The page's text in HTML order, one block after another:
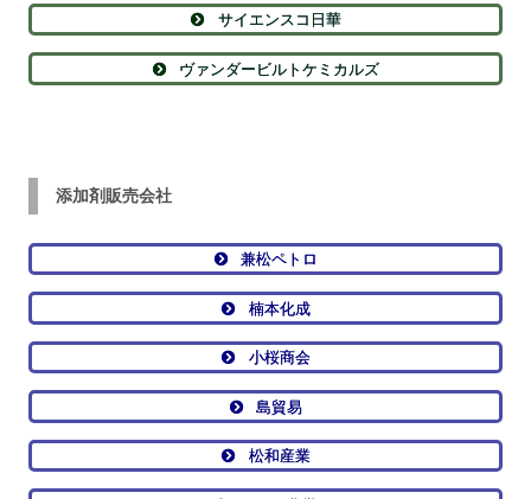
サイエンスコ日華
ヴァンダービルトケミカルズ
添加剤販売会社
兼松ペトロ
楠本化成
小桜商会
島貿易
松和産業